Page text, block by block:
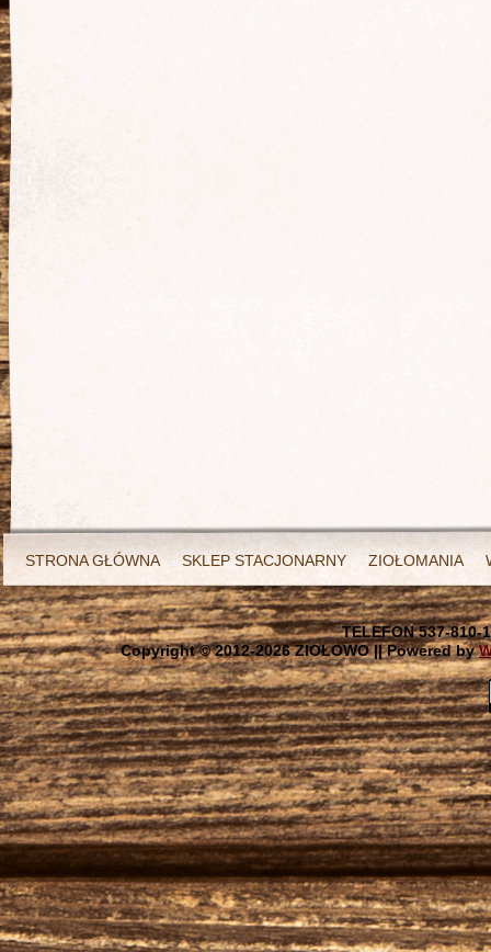
STRONA GŁÓWNA SKLEP STACJONARNY ZIOŁOMANIA
TELEFON 537-810-
Copyright © 2012-2026 ZIOŁOWO || Powered by